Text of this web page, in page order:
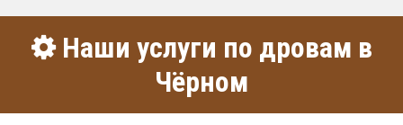
Наши услуги по дровам в
Чёрном